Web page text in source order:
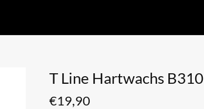
T Line Hartwachs B310
€19,90